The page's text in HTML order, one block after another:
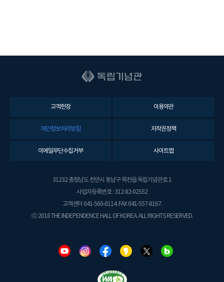
고객헌장 이용약관
개인정보처리방침 저작권정책
이메일무단수집거부 사이트맵
31232 충청남도 천안시 동남구 목천읍 독립기념관로 1
사업자등록번호 : 312-82-02552
고객센터 041-560-0114. FAX 041-557-8167.
ⓒ 2018 THE INDEPENDENCE HALL OF KOREA. ALL RIGHTS RESERVED.